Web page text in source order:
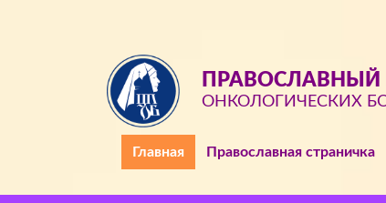
ПРАВОСЛАВНЫЙ
ОНКОЛОГИЧЕСКИХ
Главная Православная страничка